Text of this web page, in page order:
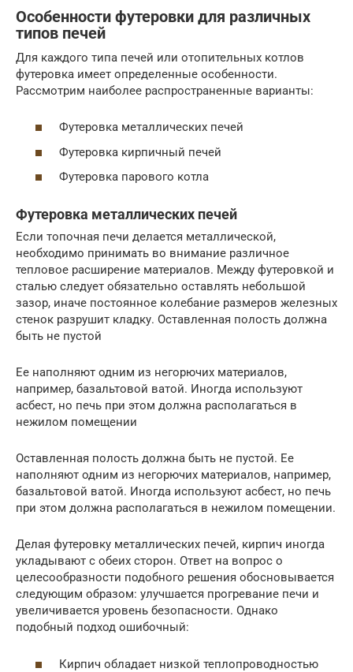
Особенности футеровки для различных
типов печей
Для каждого типа печей или отопительных котлов
футеровка имеет определенные особенности.
Рассмотрим наиболее распространенные варианты:
Футеровка металлических печей
Футеровка кирпичный печей
Футеровка парового котла
Футеровка металлических печей
Если топочная печи делается металлической,
необходимо принимать во внимание различное
тепловое расширение материалов. Между футеровкой и
сталью следует обязательно оставлять небольшой
зазор, иначе постоянное колебание размеров железных
стенок разрушит кладку. Оставленная полость должна
быть не пустой
Ее наполняют одним из негорючих материалов,
например, базальтовой ватой. Иногда используют
асбест, но печь при этом должна располагаться в
нежилом помещении
Оставленная полость должна быть не пустой. Ее
наполняют одним из негорючих материалов, например,
базальтовой ватой. Иногда используют асбест, но печь
при этом должна располагаться в нежилом помещении.
Делая футеровку металлических печей, кирпич иногда
укладывают с обеих сторон. Ответ на вопрос о
целесообразности подобного решения обосновывается
следующим образом: улучшается прогревание печи и
увеличивается уровень безопасности. Однако
подобный подход ошибочный:
Кирпич обладает низкой теплопроводностью